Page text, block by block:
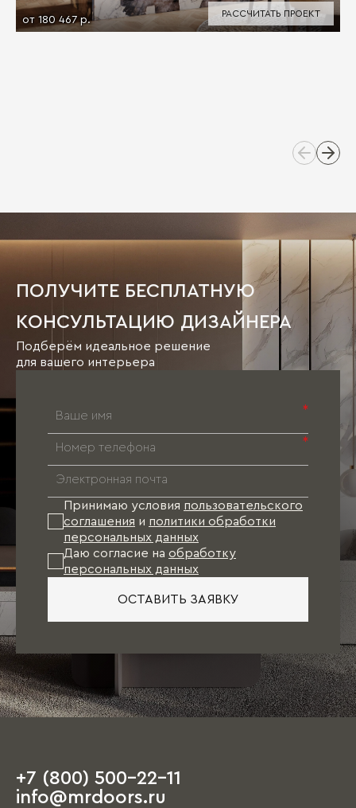
от 180 467 р.
РАССЧИТАТЬ ПРОЕКТ
ПОЛУЧИТЕ БЕСПЛАТНУЮ
КОНСУЛЬТАЦИЮ ДИЗАЙНЕРА
Подберём идеальное решение
для вашего интерьера
*
*
Принимаю условия пользовательского
соглашения и политики обработки
персональных данных
Даю согласие на обработку
персональных данных
ОСТАВИТЬ ЗАЯВКУ
+7 (800) 500-22-11
info@mrdoors.ru